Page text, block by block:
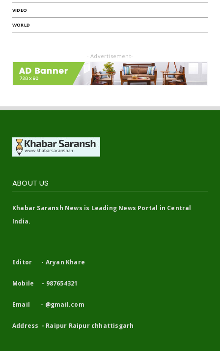
VIDEO
WORLD
- Advertisement-
ABOUT US
Khabar Saransh News is Leading News Portal in Central
India.
Editor - Aryan Khare
Mobile - 987654321
Email - @gmail.com
Address - Raipur Raipur chhattisgarh